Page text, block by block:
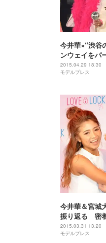
今井華×“渋谷
ンウェイを
人の観客熱狂
＞
2015.04.29 18:30
モデルプレス
今井華＆宮城
振り返る 密
2015.03.31 13:20
モデルプレス